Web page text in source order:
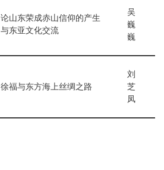
论山东荣成赤山信仰的产生
与东亚文化交流
吴
巍
巍
徐福与东方海上丝绸之路
刘
芝
凤